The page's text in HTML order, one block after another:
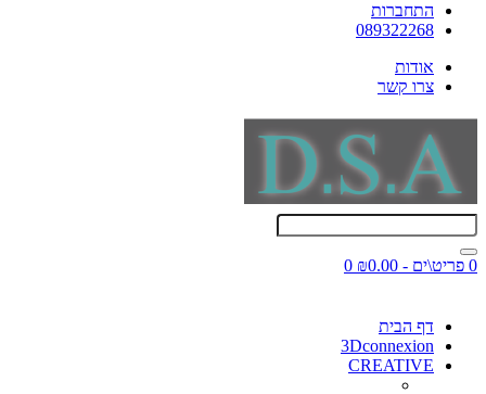
התחברות
089322268
אודות
צרו קשר
0 פריט\ים - ₪0.00 0
דף הבית
3Dconnexion
CREATIVE